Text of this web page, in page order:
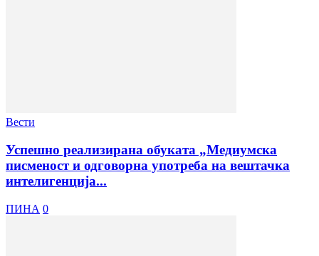
Вести
Успешно реализирана обуката „Медиумска
писменост и одговорна употреба на вештачка
интелигенција...
ПИНА 0